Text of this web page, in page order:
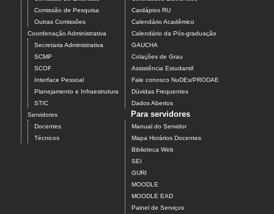
Comissão de Pesquisa
Outras Comissões
Coordenação Administrativa
Secretaria Administrativa
SCMP
SCOF
Interface Pessoal
Planejamento e Infraestrutura
STIC
Servidores
Docentes
Técnicos
Cardápios RU
Calendário Acadêmico
Calendário da Pós-graduação
GAUCHA
Colações de Grau
Assistência Estudantil
Fale conosco NuDEs/PRODAE
Dúvidas Frequentes
Dados Abertos
Para servidores
Manual do Servidor
Mapa Horários Docentes
Biblioteca Web
SEI
GURI
MOODLE
MOODLE EAD
Painel de Serviços